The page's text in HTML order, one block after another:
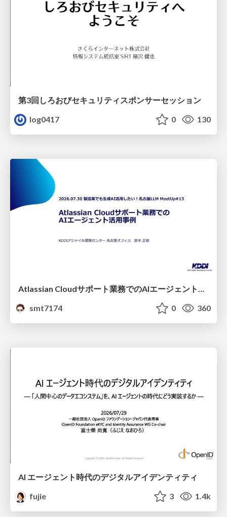
第3回しろおびセキュリティスポンサーセッション
log0417
0 130
smt7174
0 360
AI エージェント時代のデジタルアイデンティティ
fujie
3 1.4k